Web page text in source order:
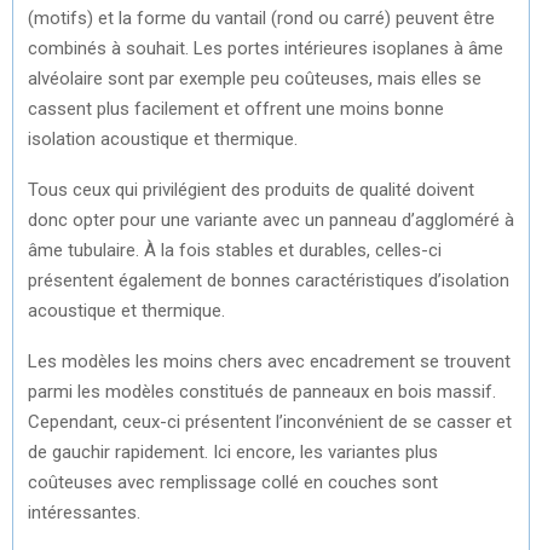
(motifs) et la forme du vantail (rond ou carré) peuvent être
combinés à souhait. Les portes intérieures isoplanes à âme
alvéolaire sont par exemple peu coûteuses, mais elles se
cassent plus facilement et offrent une moins bonne
isolation acoustique et thermique.
Tous ceux qui privilégient des produits de qualité doivent
donc opter pour une variante avec un panneau d’aggloméré à
âme tubulaire. À la fois stables et durables, celles-ci
présentent également de bonnes caractéristiques d’isolation
acoustique et thermique.
Les modèles les moins chers avec encadrement se trouvent
parmi les modèles constitués de panneaux en bois massif.
Cependant, ceux-ci présentent l’inconvénient de se casser et
de gauchir rapidement. Ici encore, les variantes plus
coûteuses avec remplissage collé en couches sont
intéressantes.